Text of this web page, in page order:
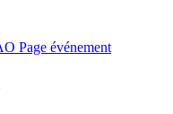
Page événement